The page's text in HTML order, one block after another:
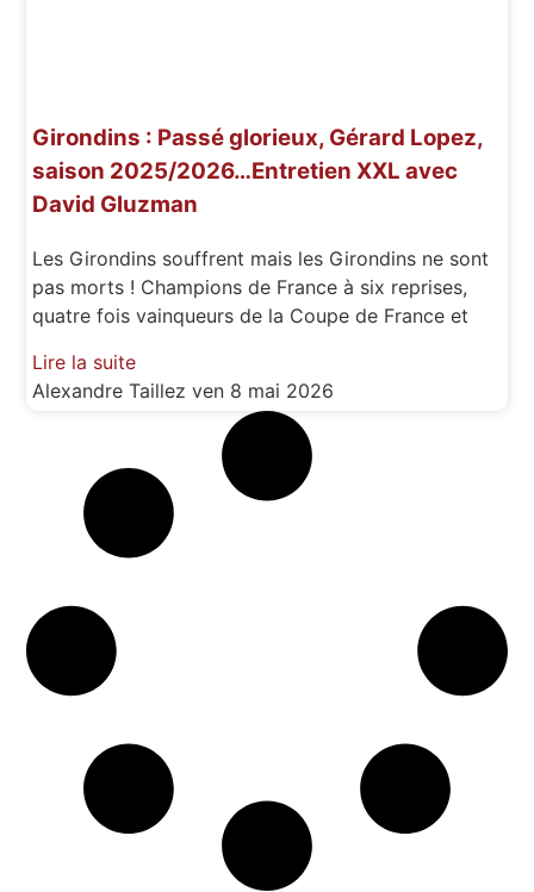
Girondins : Passé glorieux, Gérard Lopez,
saison 2025/2026…Entretien XXL avec
David Gluzman
Les Girondins souffrent mais les Girondins ne sont
pas morts ! Champions de France à six reprises,
quatre fois vainqueurs de la Coupe de France et
Lire la suite
Alexandre Taillezven 8 mai 2026